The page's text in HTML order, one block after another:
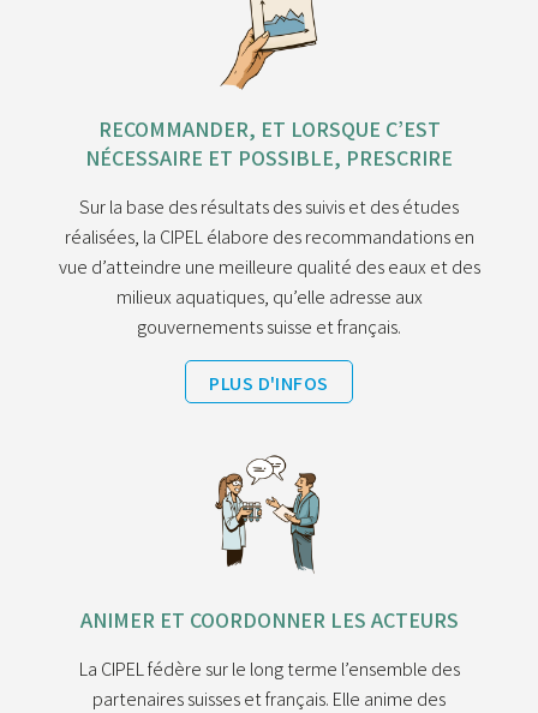
RECOMMANDER, ET LORSQUE C’EST
NÉCESSAIRE ET POSSIBLE, PRESCRIRE
Sur la base des résultats des suivis et des études
réalisées, la CIPEL élabore des recommandations en
vue d’atteindre une meilleure qualité des eaux et des
milieux aquatiques, qu’elle adresse aux
gouvernements suisse et français.
PLUS D'INFOS
ANIMER ET COORDONNER LES ACTEURS
La CIPEL fédère sur le long terme l’ensemble des
partenaires suisses et français. Elle anime des